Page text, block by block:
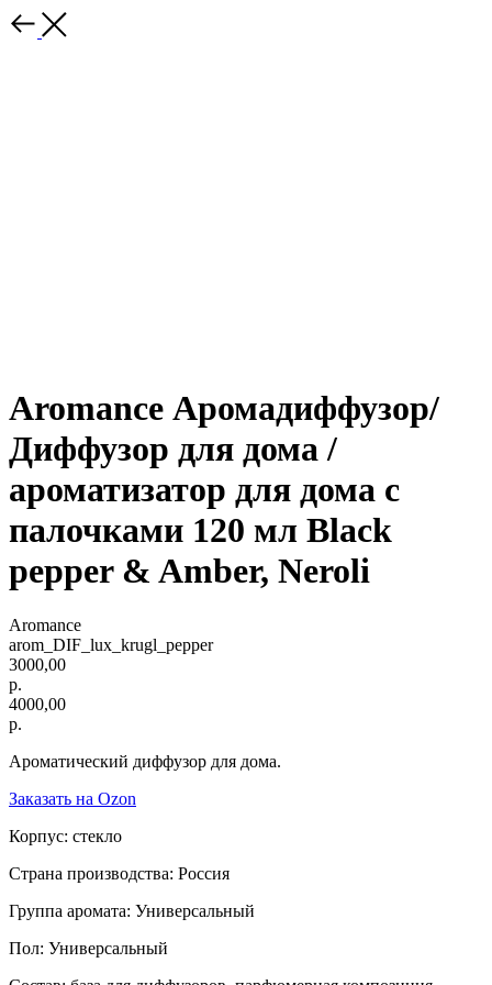
Aromance Аромадиффузор/
Диффузор для дома /
ароматизатор для дома с
палочками 120 мл Black
pepper & Amber, Neroli
Aromance
arom_DIF_lux_krugl_pepper
3000,00
р.
4000,00
р.
Ароматический диффузор для дома.
Заказать на Ozon
Корпус: стекло
Страна производства: Россия
Группа аромата: Универсальный
Пол: Универсальный